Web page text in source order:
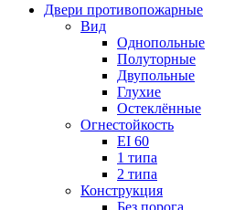
Двери противопожарные
Вид
Однопольные
Полуторные
Двупольные
Глухие
Остеклённые
Огнестойкость
EI 60
1 типа
2 типа
Конструкция
Без порога